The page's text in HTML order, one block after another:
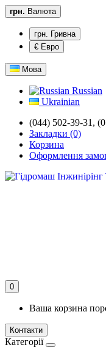
грн. Валюта
грн. Гривна
€ Евро
Мова
Russian
Ukrainian
(044) 502-39-31,
Закладки (0)
Корзина
Оформлення
0
Ваша корзина
Контакти
Категорії